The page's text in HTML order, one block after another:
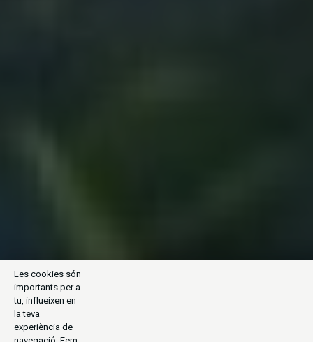
Les cookies són
importants per a
tu, influeixen en
la teva
experiència de